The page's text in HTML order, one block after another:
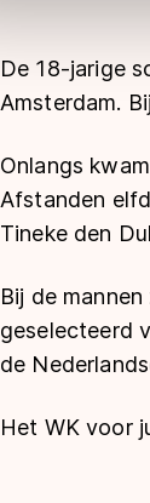
De 18-jarige
Amsterdam.
Onlangs
Afstanden
Tineke den
Bij de
geselecteerd
de
Het WK voor